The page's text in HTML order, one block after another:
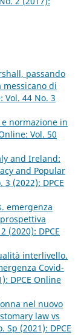
passando
di
Vol. 44 No. 3
normazione in
Vol. 50
and Ireland:
and Popular
3 (2022): DPCE
emergenza
(2020): DPCE
interlivello.
Covid-
DPCE Online
nel nuovo
law vs
Sp (2021): DPCE